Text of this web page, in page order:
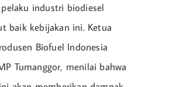
industri biodiesel
baik kebijakan ini. Ketua
Biofuel Indonesia
Tumanggor, menilai bahwa